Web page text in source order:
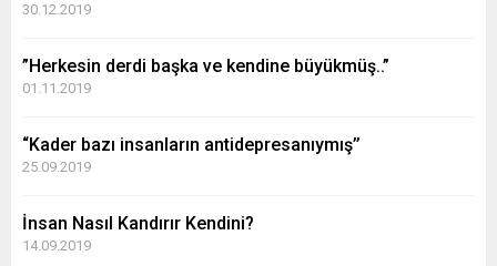
30.12.2019
”Herkesin derdi başka ve kendine büyükmüş..”
01.11.2019
“Kader bazı insanların antidepresanıymış’’
25.09.2019
İnsan Nasıl Kandırır Kendini?
14.09.2019